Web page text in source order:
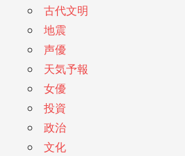
古代文明
地震
声優
天気予報
女優
投資
政治
文化